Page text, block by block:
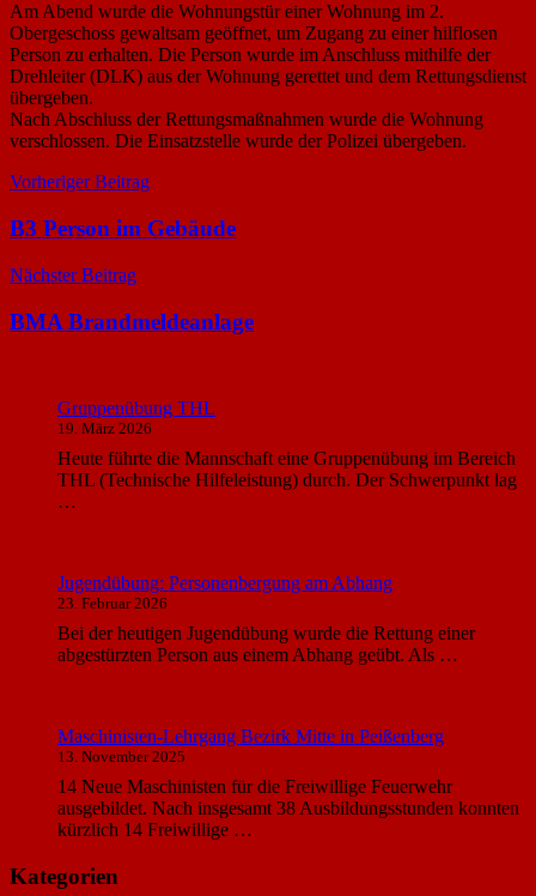
Am Abend wurde die Wohnungstür einer Wohnung im 2.
Obergeschoss gewaltsam geöffnet, um Zugang zu einer hilflosen
Person zu erhalten. Die Person wurde im Anschluss mithilfe der
Drehleiter (DLK) aus der Wohnung gerettet und dem Rettungsdienst
übergeben.
Nach Abschluss der Rettungsmaßnahmen wurde die Wohnung
verschlossen. Die Einsatzstelle wurde der Polizei übergeben.
Beitragsnavigation
Vorheriger Beitrag
B3 Person im Gebäude
Nächster Beitrag
BMA Brandmeldeanlage
Gruppenübung THL
19. März 2026
Heute führte die Mannschaft eine Gruppenübung im Bereich
THL (Technische Hilfeleistung) durch. Der Schwerpunkt lag
…
Jugendübung: Personenbergung am Abhang
23. Februar 2026
Bei der heutigen Jugendübung wurde die Rettung einer
abgestürzten Person aus einem Abhang geübt. Als …
Maschinisten-Lehrgang Bezirk Mitte in Peißenberg
13. November 2025
14 Neue Maschinisten für die Freiwillige Feuerwehr
ausgebildet. Nach insgesamt 38 Ausbildungsstunden konnten
kürzlich 14 Freiwillige …
Kategorien